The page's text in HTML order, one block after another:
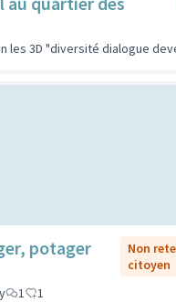
les 3D "diversité dialogue
potager
Non
citoyen
1 1